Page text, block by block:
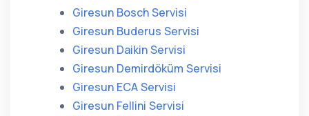
Giresun Bosch Servisi
Giresun Buderus Servisi
Giresun Daikin Servisi
Giresun Demirdöküm Servisi
Giresun ECA Servisi
Giresun Fellini Servisi